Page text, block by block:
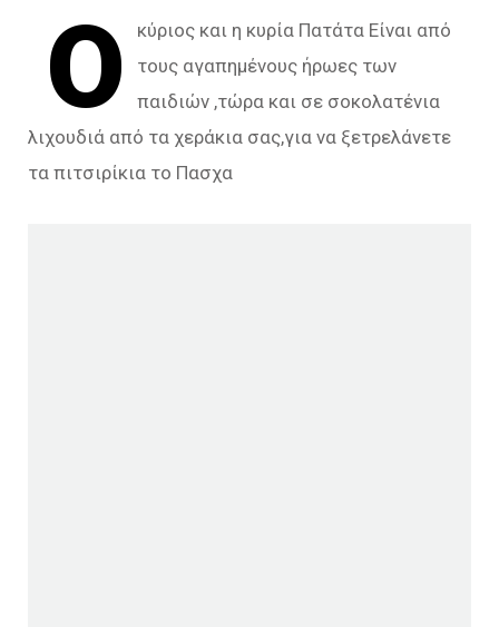
Ο
κύριος και η κυρία Πατάτα Είναι από
τους αγαπημένους ήρωες των
παιδιών ,τώρα και σε σοκολατένια
λιχουδιά από τα χεράκια σας,για να ξετρελάνετε
τα πιτσιρίκια το Πασχα